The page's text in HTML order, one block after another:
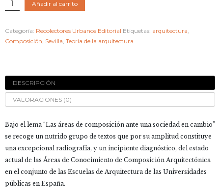
COMPOSICIÓN
ANTE
UNA
cantidad
Añadir al carrito
Categoría: Recolectores Urbanos Editorial Etiquetas: arquitectura,
Composición, Sevilla, Teoría de la arquitectura
DESCRIPCIÓN
VALORACIONES (0)
Bajo el lema “Las áreas de composición ante una sociedad en cambio”
se recoge un nutrido grupo de textos que por su amplitud constituye
una excepcional radiografía, y un incipiente diagnóstico, del estado
actual de las Áreas de Conocimiento de Composición Arquitectónica
en el conjunto de las Escuelas de Arquitectura de las Universidades
públicas en España.